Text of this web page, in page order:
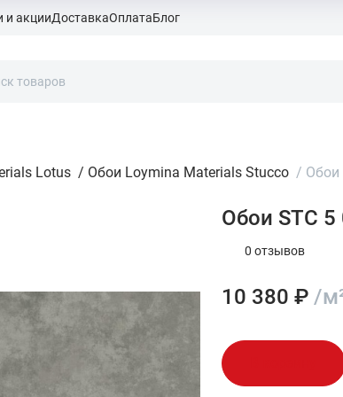
и акцииДоставкаОплатаБлог
Lotus / Обои Loymina Materials Stucco / Обои
Обои STC
0 отзывов
10 380 ₽ /